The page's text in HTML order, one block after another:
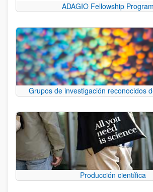
ADAGIO Fellowship
Grupos de investigación reconocidos
Producción científica